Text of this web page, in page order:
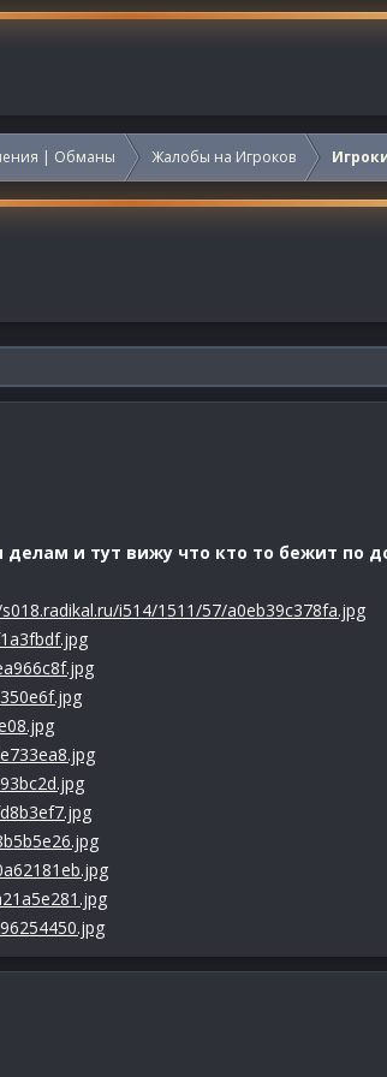
| Обманы Жалобы на Игроков
делам и тут вижу что кто то бежит по
i514/1511/57/a0eb39c378fa.jpg